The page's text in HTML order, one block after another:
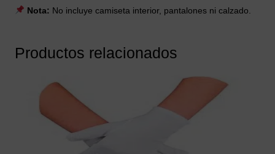
Nota: No incluye camiseta interior, pantalones ni calzado.
Productos relacionados